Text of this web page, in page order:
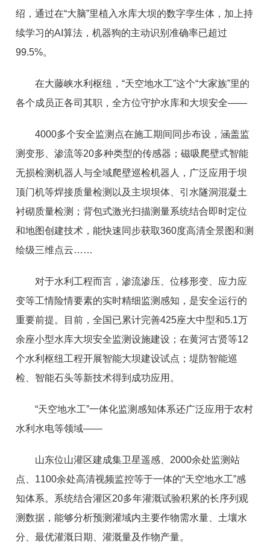
绍，通过在“大脑”里植入水库大坝的数字孪生体，加上持
续学习的AI算法，机器狗的主动识别准确率已超过
99.5%。
在大藤峡水利枢纽，“天空地水工”这个“大家族”里的
各个成员正各司其职，全方位守护水库和大坝安全——
4000多个安全监测点在施工期间同步布设，涵盖监
测变形、渗流等20多种类型的传感器；磁吸爬壁式智能
无损检测机器人与全域爬壁巡检机器人，广泛应用于坝
顶门机等焊接质量检测以及主坝坝体、引水隧洞混凝土
衬砌质量检测；背包式激光扫描测量系统结合即时定位
和地图创建技术，能快速同步获取360度高清全景图和测
绘级三维点云……
对于水利工程而言，渗流渗压、位移形变、应力应
变等工情险情要素的实时精细监测感知，是安全运行的
重要前提。目前，全国已累计完善425座大中型和5.1万
余座小型水库大坝安全监测设施建设；在黄河古贤等12
个水利枢纽工程开展智能大坝建设试点；堤防智能巡
检、智能石头等新技术得到成功应用。
“天空地水工”一体化监测感知体系还广泛应用于农村
水利水电等领域——
山东位山灌区建成集卫星遥感、2000余处监测站
点、1100余处高清视频监控等于一体的“天空地水工”感
知体系。系统结合灌区20多年灌溉试验积累的长序列观
测数据，能够分析预测灌域内主要作物需水量、土壤水
分、最优灌溉日期、灌溉量及作物产量。